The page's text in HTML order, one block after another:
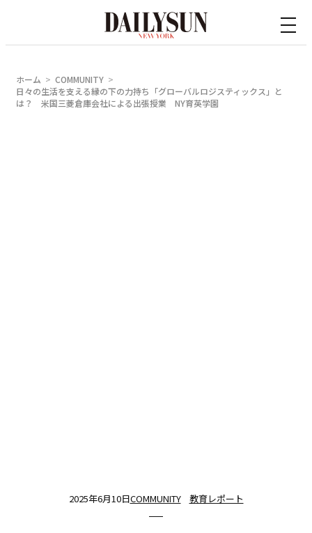
ホーム
COMMUNITY
日々の生活を支える縁の下の力持ち「グローバルロジスティックス」と
は？ 米国三菱倉庫会社による出張授業 NY育英学園
2025年6月10日COMMUNITY 教育レポート